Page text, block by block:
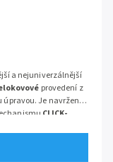
a nejuniverzálnější
provedení z
úpravou. Je navržena
CLICK-